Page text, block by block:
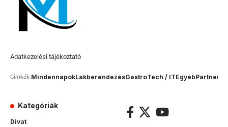
Adatkezelési tájékoztató
Címkék:MindennapokLakberendezésGastroTech / ITEgyébPartner
Kategóriák
Divat